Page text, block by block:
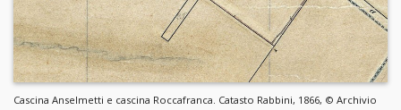
Cascina Anselmetti e cascina Roccafranca. Catasto Rabbini, 1866, © Archivio